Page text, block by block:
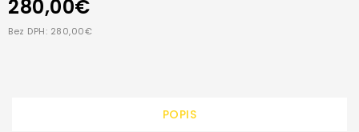
280,00€
Bez DPH: 280,00€
POPIS